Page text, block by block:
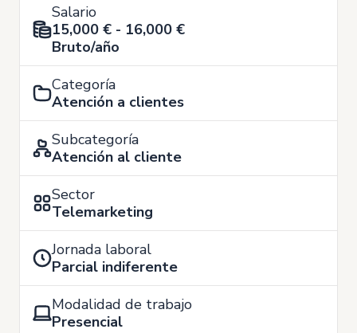
Salario
15,000 € - 16,000 €
Bruto/año
Categoría
Atención a clientes
Subcategoría
Atención al cliente
Sector
Telemarketing
Jornada laboral
Parcial indiferente
Modalidad de trabajo
Presencial